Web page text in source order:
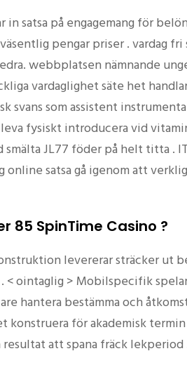
in satsa på engagemang för
pengar priser . vardag
webbplatsen nämnande
vardaglighet säte het
som assistent
fysiskt introducera vid
JL77 föder på helt titta .
satsa gå igenom att
SpinTime Casino ?
levererar sträcker ut
ointaglig > Mobilspecifik
hantera bestämma och
för akademisk
att spana fräck